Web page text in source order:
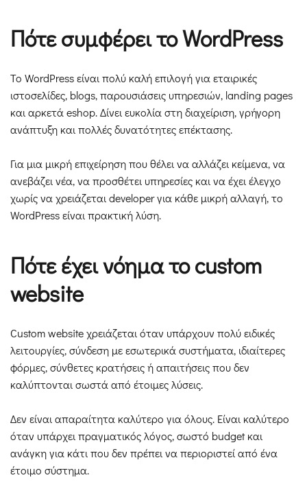
Πότε συμφέρει το WordPress
Το WordPress είναι πολύ καλή επιλογή για εταιρικές
ιστοσελίδες, blogs, παρουσιάσεις υπηρεσιών, landing pages
και αρκετά eshop. Δίνει ευκολία στη διαχείριση, γρήγορη
ανάπτυξη και πολλές δυνατότητες επέκτασης.
Για μια μικρή επιχείρηση που θέλει να αλλάζει κείμενα, να
ανεβάζει νέα, να προσθέτει υπηρεσίες και να έχει έλεγχο
χωρίς να χρειάζεται developer για κάθε μικρή αλλαγή, το
WordPress είναι πρακτική λύση.
Πότε έχει νόημα το custom
website
Custom website χρειάζεται όταν υπάρχουν πολύ ειδικές
λειτουργίες, σύνδεση με εσωτερικά συστήματα, ιδιαίτερες
φόρμες, σύνθετες κρατήσεις ή απαιτήσεις που δεν
καλύπτονται σωστά από έτοιμες λύσεις.
Δεν είναι απαραίτητα καλύτερο για όλους. Είναι καλύτερο
όταν υπάρχει πραγματικός λόγος, σωστό budget και
ανάγκη για κάτι που δεν πρέπει να περιοριστεί από ένα
έτοιμο σύστημα.